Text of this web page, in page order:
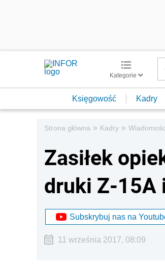
Kategorie
Księgowość Kadry
Strona główna » Kadry »
Zasiłek
druki Z-15A
Subskrybuj nas na
11 września 2017, 08:09